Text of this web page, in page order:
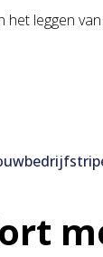
het leggen